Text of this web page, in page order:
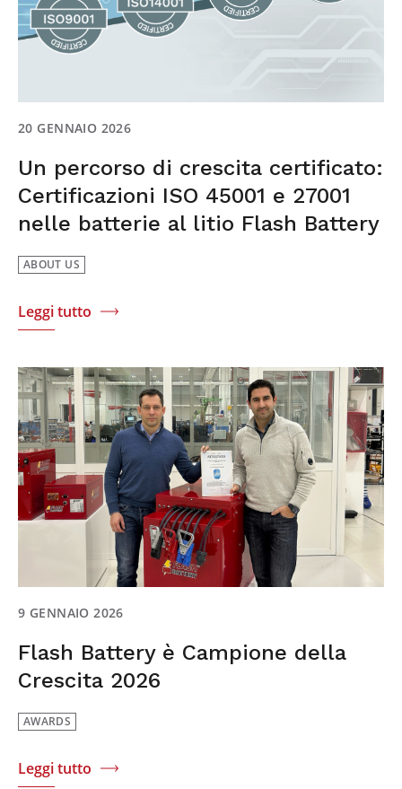
20 GENNAIO 2026
Un percorso di crescita certificato:
Certificazioni ISO 45001 e 27001
nelle batterie al litio Flash Battery
ABOUT US
Leggi tutto
9 GENNAIO 2026
Flash Battery è Campione della
Crescita 2026
AWARDS
Leggi tutto